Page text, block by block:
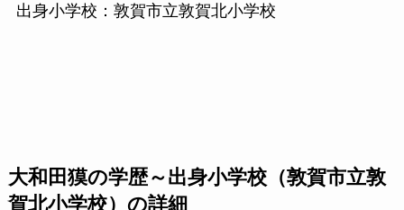
出身小学校：敦賀市立敦賀北小学校
大和田獏の学歴～出身小学校（敦賀市立敦
賀北小学校）の詳細